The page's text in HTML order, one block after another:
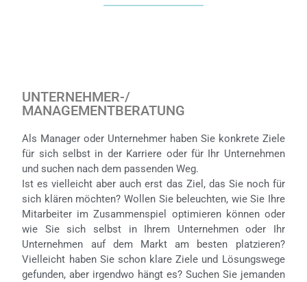
UNTERNEHMER-/
MANAGEMENTBERATUNG
Als Manager oder Unternehmer haben Sie konkrete Ziele
für sich selbst in der Karriere oder für Ihr Unternehmen
und suchen nach dem passenden Weg.
Ist es vielleicht aber auch erst das Ziel, das Sie noch für
sich klären möchten? Wollen Sie beleuchten, wie Sie Ihre
Mitarbeiter im Zusammenspiel optimieren können oder
wie Sie sich selbst in Ihrem Unternehmen oder Ihr
Unternehmen auf dem Markt am besten platzieren?
Vielleicht haben Sie schon klare Ziele und Lösungswege
gefunden, aber irgendwo hängt es? Suchen Sie jemanden